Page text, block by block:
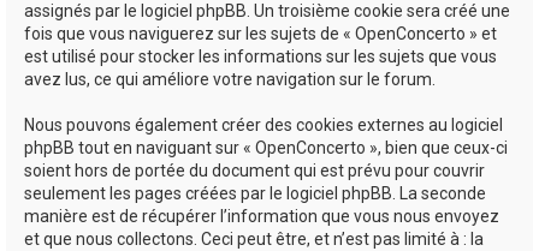
assignés par le logiciel phpBB. Un troisième cookie sera créé une
fois que vous naviguerez sur les sujets de « OpenConcerto » et
est utilisé pour stocker les informations sur les sujets que vous
avez lus, ce qui améliore votre navigation sur le forum.
Nous pouvons également créer des cookies externes au logiciel
phpBB tout en naviguant sur « OpenConcerto », bien que ceux-ci
soient hors de portée du document qui est prévu pour couvrir
seulement les pages créées par le logiciel phpBB. La seconde
manière est de récupérer l’information que vous nous envoyez
et que nous collectons. Ceci peut être, et n’est pas limité à : la